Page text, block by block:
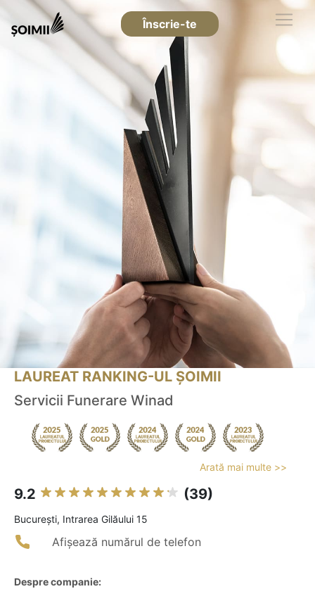
Înscrie-te
LAUREAT RANKING-UL ȘOIMII
Servicii Funerare Winad
Arată mai multe >>
9.2 (39)
Bucureşti, Intrarea Gilăului 15
Afișează numărul de telefon
Despre companie: